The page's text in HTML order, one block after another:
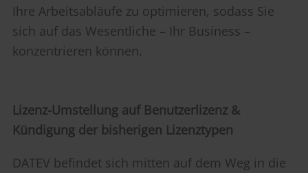
Ihre Arbeitsabläufe zu optimieren, sodass Sie
sich auf das Wesentliche – Ihr Business –
konzentrieren können.
Lizenz-Umstellung auf Benutzerlizenz &
Kündigung der bisherigen Lizenztypen
DATEV befindet sich mitten auf dem Weg in die